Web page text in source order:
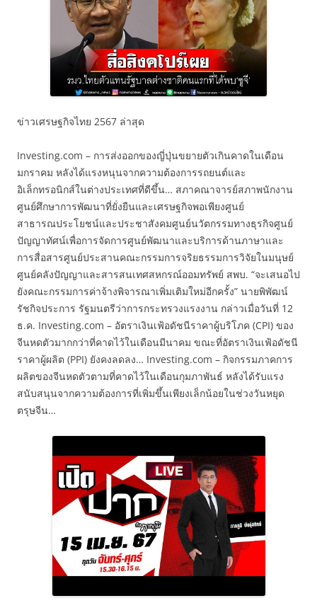
ข่าวเศรษฐกิจไทย 2567 ล่าสุด
Investing.com – การส่งออกของญี่ปุ่นขยายตัวเกินคาดในเดือน
มกราคม หลังได้แรงหนุนจากความต้องการรถยนต์และ
อิเล็กทรอนิกส์ในต่างประเทศที่ดีขึ้น… สภาคณาจารย์สภาพนักงาน
ศูนย์ศึกษาการพัฒนาที่ยั่งยืนและเศรษฐกิจพอเพียงศูนย์
สาธารณประโยชน์และประชาสังคมศูนย์นวัตกรรมทางธุรกิจศูนย์
ปัญญาทัศน์เพื่อการจัดการศูนย์พัฒนาและบริการด้านภาษาและ
การสื่อสารศูนย์ประสานคณะกรรมการจริยธรรมการวิจัยในมนุษย์
ศูนย์คลังปัญญาและสารสนเทศสหกรณ์ออมทรัพย์ สพบ. “จะเสนอไป
ยังคณะกรรมการค่าจ้างพิจารณาเพิ่มเติมใหม่อีกครั้ง” นายพิพัฒน์
รัชกิจประการ รัฐมนตรีว่าการกระทรวงแรงงาน กล่าวเมื่อวันที่ 12
ธ.ค. Investing.com – อัตราเงินเฟ้อดัชนีราคาผู้บริโภค (CPI) ของ
จีนหดตัวมากกว่าที่คาดไว้ในเดือนมีนาคม ขณะที่อัตราเงินเฟ้อดัชนี
ราคาผู้ผลิต (PPI) ยังคงลดลง… Investing.com – กิจกรรมภาคการ
ผลิตของจีนหดตัวตามที่คาดไว้ในเดือนกุมภาพันธ์ หลังได้รับแรง
สนับสนุนจากความต้องการที่เพิ่มขึ้นเพียงเล็กน้อยในช่วงวันหยุด
ตรุษจีน…